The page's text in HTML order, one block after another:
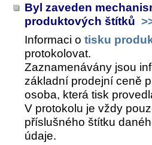
Byl zaveden
produktových štítků
Informaci o tisku
protokolovat.
Zaznamenávány jsou
základní prodejní ceně
osoba, která tisk
V protokolu je vždy
příslušného štítku
údaje.